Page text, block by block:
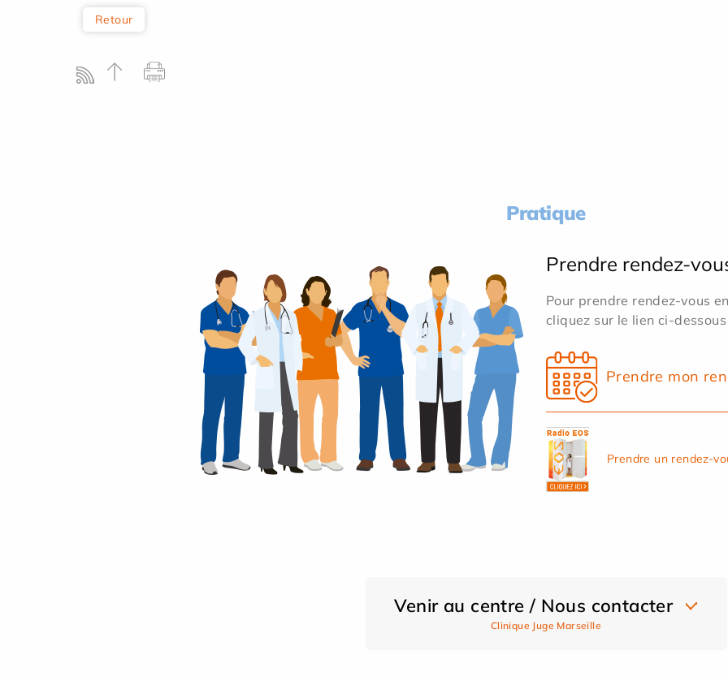
Retour
Pratique
Prendre rendez-
Pour prendre rendez-vous
cliquez sur le lien ci-
Prendre mon
Prendre un rendez-
Venir au centre / Nous contacter
Clinique Juge Marseille